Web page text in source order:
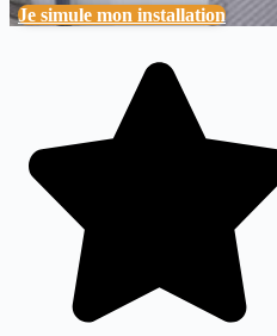
Je simule mon installation